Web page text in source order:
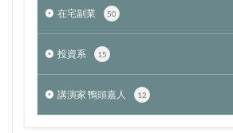
在宅副業 50
投資系 15
講演家 鴨頭嘉人 12